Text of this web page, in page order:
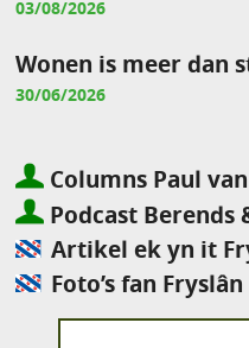
03/08/2026
Wonen is meer dan
30/06/2026
Columns Paul van
Podcast Berends
Artikel ek yn it
Foto’s fan Fryslân